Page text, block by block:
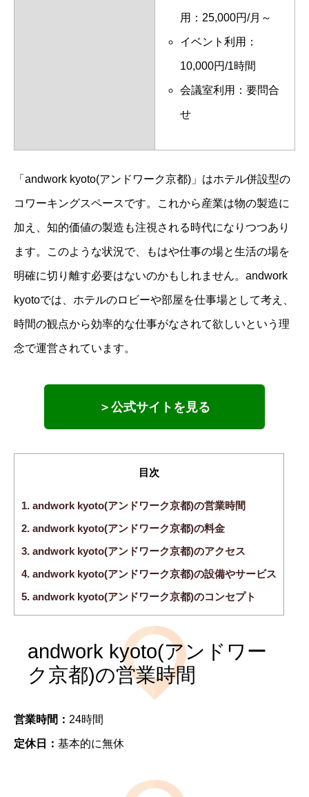
用：25,000円/月～
イベント利用：
10,000円/1時間
会議室利用：要問合
せ
「andwork kyoto(アンドワーク京都)」はホテル併設型の
コワーキングスペースです。これから産業は物の製造に
加え、知的価値の製造も注視される時代になりつつあり
ます。このような状況で、もはや仕事の場と生活の場を
明確に切り離す必要はないのかもしれません。andwork
kyotoでは、ホテルのロビーや部屋を仕事場として考え、
時間の観点から効率的な仕事がなされて欲しいという理
念で運営されています。
＞公式サイトを見る
目次
1. andwork kyoto(アンドワーク京都)の営業時間
2. andwork kyoto(アンドワーク京都)の料金
3. andwork kyoto(アンドワーク京都)のアクセス
4. andwork kyoto(アンドワーク京都)の設備やサービス
5. andwork kyoto(アンドワーク京都)のコンセプト
andwork kyoto(アンドワー
ク京都)の営業時間
営業時間： 24時間
定休日： 基本的に無休